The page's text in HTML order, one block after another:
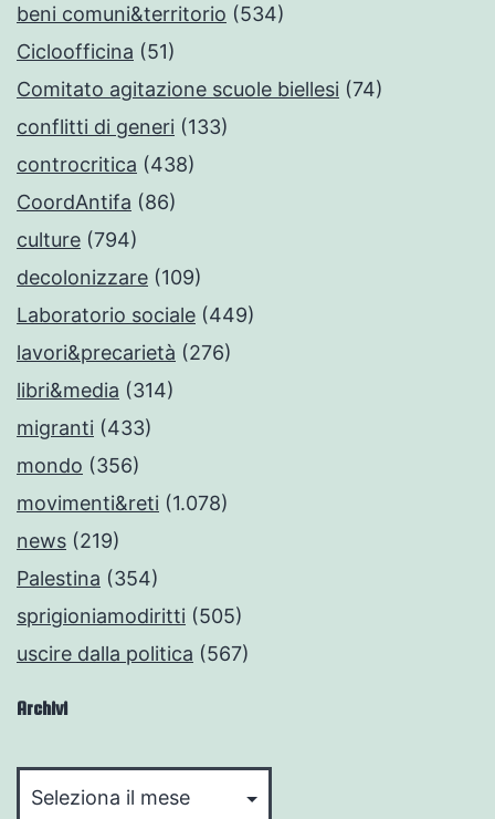
beni comuni&territorio (534)
Cicloofficina (51)
Comitato agitazione scuole biellesi (74)
conflitti di generi (133)
controcritica (438)
CoordAntifa (86)
culture (794)
decolonizzare (109)
Laboratorio sociale (449)
lavori&precarietà (276)
libri&media (314)
migranti (433)
mondo (356)
movimenti&reti (1.078)
news (219)
Palestina (354)
sprigioniamodiritti (505)
uscire dalla politica (567)
Archivi